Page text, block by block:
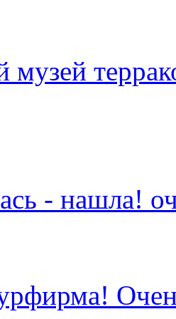
музей
- нашла!